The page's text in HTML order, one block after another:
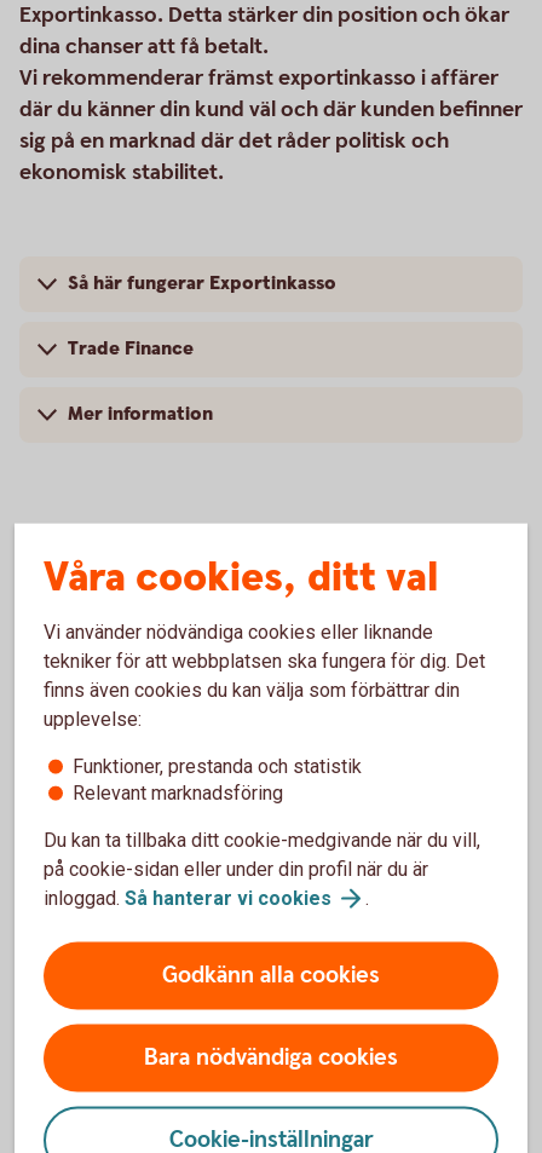
Exportinkasso. Detta stärker din position och ökar
dina chanser att få betalt.
Vi rekommenderar främst exportinkasso i affärer
där du känner din kund väl och där kunden befinner
sig på en marknad där det råder politisk och
ekonomisk stabilitet.
Så här fungerar Exportinkasso
Trade Finance
Mer information
Vanliga frågor och svar
Kan köparen få tillgång till godset innan
betalning?
Vilka dokument ska jag skicka till banken?
När får jag betalt under ett exportinkasso?
och statistik.
Inställningar för cookies
Våra cookies, ditt val
Vi använder nödvändiga cookies eller liknande
tekniker för att webbplatsen ska fungera för dig. Det
finns även cookies du kan välja som förbättrar din
upplevelse:
Funktioner, prestanda och statistik
Relevant marknadsföring
Du kan ta tillbaka ditt cookie-medgivande när du vill,
på cookie-sidan eller under din profil när du är
inloggad. Så hanterar vi cookies .
Godkänn alla cookies
Bara nödvändiga cookies
Cookie-inställningar